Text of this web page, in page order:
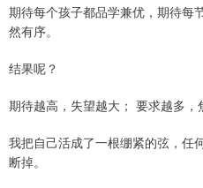
期待每个孩子都品学兼优，期待每
然有序。
结果呢？
期待越高，失望越大； 要求越多，
我把自己活成了一根绷紧的弦，任
断掉。